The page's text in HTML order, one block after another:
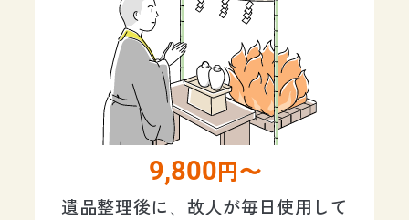
9,800 円〜
遺品整理後に、故人が毎日使用して